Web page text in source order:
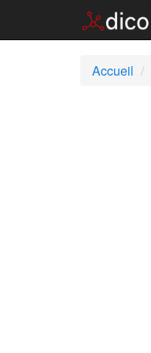
Accueil